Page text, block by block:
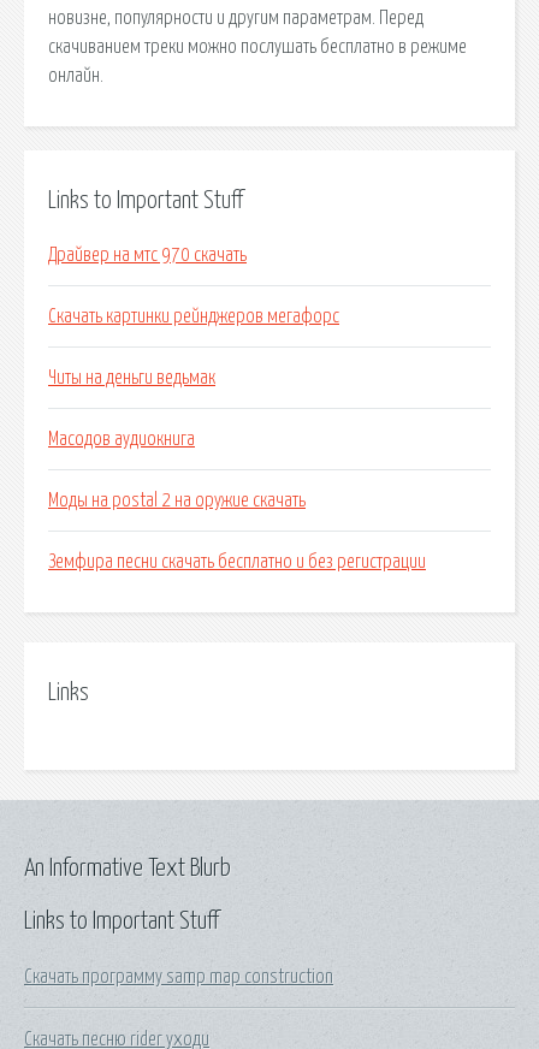
новизне, популярности и другим параметрам. Перед
скачиванием треки можно послушать бесплатно в режиме
онлайн.
Links to Important Stuff
Драйвер на мтс 970 скачать
Скачать картинки рейнджеров мегафорс
Читы на деньги ведьмак
Масодов аудиокнига
Моды на postal 2 на оружие скачать
Земфира песни скачать бесплатно и без регистрации
Links
Links to Important Stuff
Скачать программу samp map construction
Скачать песню rider уходи
An Informative Text Blurb